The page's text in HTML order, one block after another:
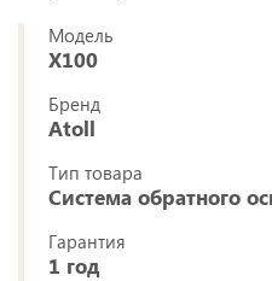
Модель
X100
Бренд
Atoll
Тип товара
Система обратного
Гарантия
1 год